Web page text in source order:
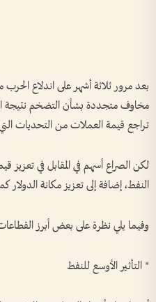
بعد مرور ثلاثة أشهر على اندلاع
مخاوف متجددة بشأن التضخم نتيجة
تراجع قيمة العملات من التحديات
لكن الصراع أسهم في المقابل في تعزيز
النفط، إضافة إلى ​تعزيز مكانة الدولار
وفيما يلي نظرة على بعض أبرز القطاعات
* التأثير الأوسع للنفط